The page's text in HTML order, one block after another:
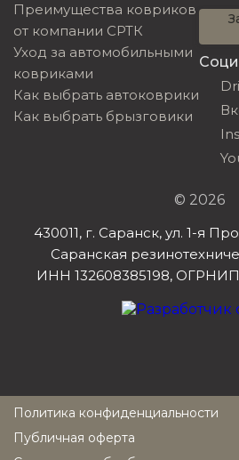
Преимущества ковриков
от компании СРТК
Уход за автомобильными
ковриками
Как выбрать автоковрики
Как выбрать брызговики
© 2026
430011, г. Саранск, ул. 1-я
Саранская
ИНН 132608385198, ОГРНИП
Политика конфиденциальности
Публичная оферта